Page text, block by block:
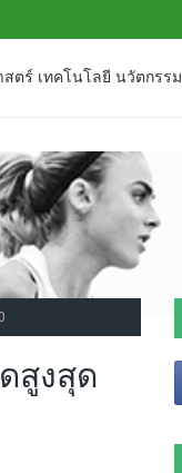
สตร์ เทคโนโลยี นวัตกรรม
ดสูงสุด